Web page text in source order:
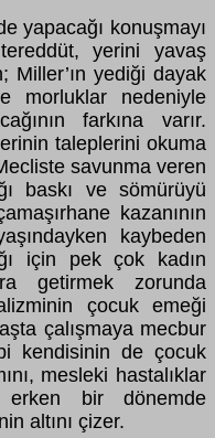
yapacağı konuşmayı
yerini yavaş
Miller’ın yediği dayak
morluklar nedeniyle
farkına varır.
taleplerini okuma
savunma veren
baskı ve sömürüyü
kazanının
kaybeden
için pek çok kadın
getirmek zorunda
çocuk emeği
çalışmaya mecbur
kendisinin de çocuk
mesleki hastalıklar
erken bir dönemde
altını çizer.